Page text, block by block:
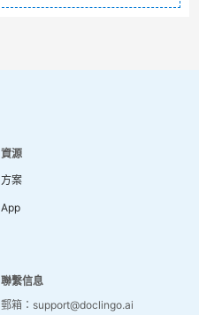
資源
方案
App
聯繫信息
郵箱：support@doclingo.ai